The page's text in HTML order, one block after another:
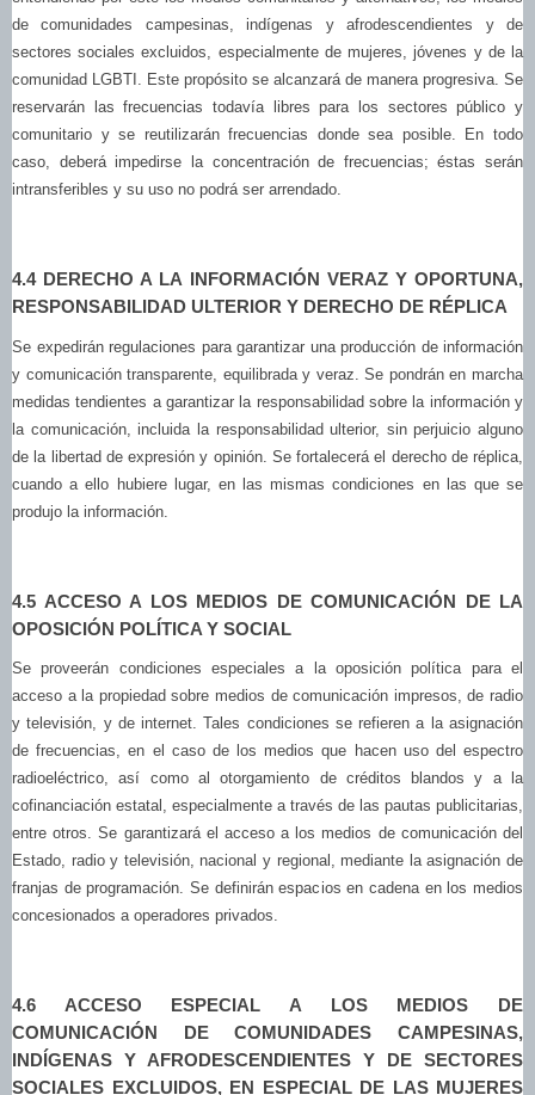
de comunidades campesinas, indígenas y afrodescendientes y de
sectores sociales excluidos, especialmente de mujeres, jóvenes y de la
comunidad LGBTI. Este propósito se alcanzará de manera progresiva. Se
reservarán las frecuencias todavía libres para los sectores público y
comunitario y se reutilizarán frecuencias donde sea posible. En todo
caso, deberá impedirse la concentración de frecuencias; éstas serán
intransferibles y su uso no podrá ser arrendado.
4.4 DERECHO A LA INFORMACIÓN VERAZ Y OPORTUNA,
RESPONSABILIDAD ULTERIOR Y DERECHO DE RÉPLICA
Se expedirán regulaciones para garantizar una producción de información
y comunicación transparente, equilibrada y veraz. Se pondrán en marcha
medidas tendientes a garantizar la responsabilidad sobre la información y
la comunicación, incluida la responsabilidad ulterior, sin perjuicio alguno
de la libertad de expresión y opinión. Se fortalecerá el derecho de réplica,
cuando a ello hubiere lugar, en las mismas condiciones en las que se
produjo la información.
4.5 ACCESO A LOS MEDIOS DE COMUNICACIÓN DE LA
OPOSICIÓN POLÍTICA Y SOCIAL
Se proveerán condiciones especiales a la oposición política para el
acceso a la propiedad sobre medios de comunicación impresos, de radio
y televisión, y de internet. Tales condiciones se refieren a la asignación
de frecuencias, en el caso de los medios que hacen uso del espectro
radioeléctrico, así como al otorgamiento de créditos blandos y a la
cofinanciación estatal, especialmente a través de las pautas publicitarias,
entre otros. Se garantizará el acceso a los medios de comunicación del
Estado, radio y televisión, nacional y regional, mediante la asignación de
franjas de programación. Se definirán espacios en cadena en los medios
concesionados a operadores privados.
4.6 ACCESO ESPECIAL A LOS MEDIOS DE
COMUNICACIÓN DE COMUNIDADES CAMPESINAS,
INDÍGENAS Y AFRODESCENDIENTES Y DE SECTORES
SOCIALES EXCLUIDOS, EN ESPECIAL DE LAS MUJERES